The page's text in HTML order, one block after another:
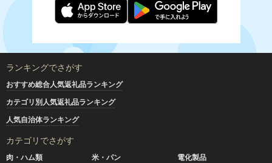
ランキングでさがす
おすすめ総合人気返礼品ランキング
カテゴリ別人気返礼品ランキング
人気自治体ランキング
カテゴリでさがす
肉・ハム類 米・パン
電化製品